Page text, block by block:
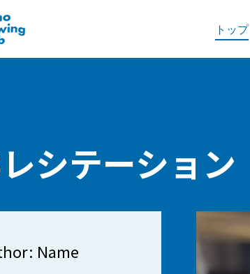
トップ
シテーション
Name